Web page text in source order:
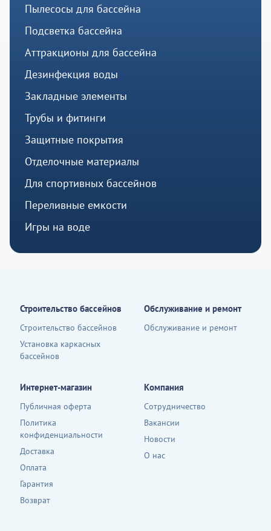
Пылесосы для бассейна
Подсветка бассейна
Аттракционы для бассейна
Дезинфекция воды
Закладные элементы
Трубы и фитинги
Защитные покрытия
Отделочные материалы
Для спортивных бассейнов
Переливные емкости
Игры на воде
Строительство бассейнов
Строительство бассейнов
Установка каркасных
бассейнов
Обслуживание и ремонт
Обслуживание и ремонт
Интернет-магазин
Публичная оферта
Политика
конфиденциальности
Доставка
Оплата
Гарантия
Возврат
Компания
Сотрудничество
Вакансии
Новости
О нас